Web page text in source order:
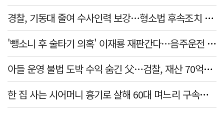
경찰, 기동대 줄여 수사인력 보강…형소법 후속조치 본격화
'뺑소니 후 술타기 의혹' 이재룡 재판간다…음주운전 혐의 제외
아들 운영 불법 도박 수익 숨긴 父…검찰, 재산 70억원 몰수
한 집 사는 시어머니 흉기로 살해 60대 며느리 구속…범행 동기는